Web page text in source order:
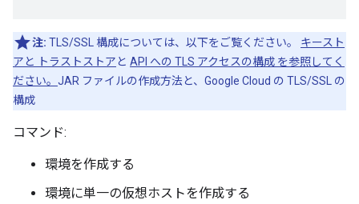
注: TLS/SSL 構成については、以下をご覧ください。 キースト
アと トラストストア と API への TLS アクセスの構成 を参照してく
ださい。 JAR ファイルの作成方法と、Google Cloud の TLS/SSL の
構成
コマンド:
環境を作成する
環境に単一の仮想ホストを作成する